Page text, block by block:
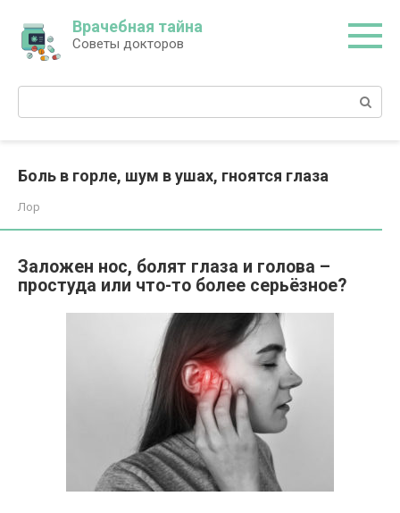
контенту
Врачебная тайна
Советы докторов
Поиск:
Боль в горле, шум в ушах, гноятся глаза
Лор
Заложен нос, болят глаза и голова –
простуда или что-то более серьёзное?